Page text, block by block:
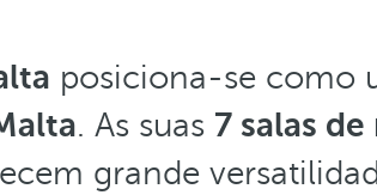
posiciona-se como
. As suas 7 salas
grande